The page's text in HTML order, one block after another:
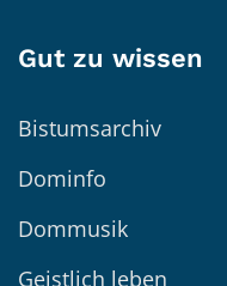
Gut zu wissen
Bistumsarchiv
Dominfo
Dommusik
Geistlich leben